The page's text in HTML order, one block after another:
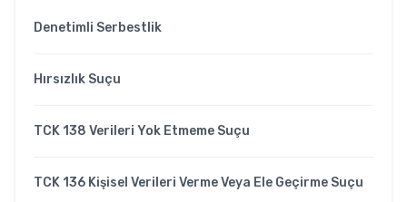
Denetimli Serbestlik
Hırsızlık Suçu
TCK 138 Verileri Yok Etmeme Suçu
TCK 136 Kişisel Verileri Verme Veya Ele Geçirme Suçu